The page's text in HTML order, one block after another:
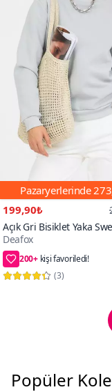
Pazaryerlerinde
199,90₺
Açık Gri Bisiklet Yaka
Deafox
200+
74₺ daha az öde
(3)
Popüler